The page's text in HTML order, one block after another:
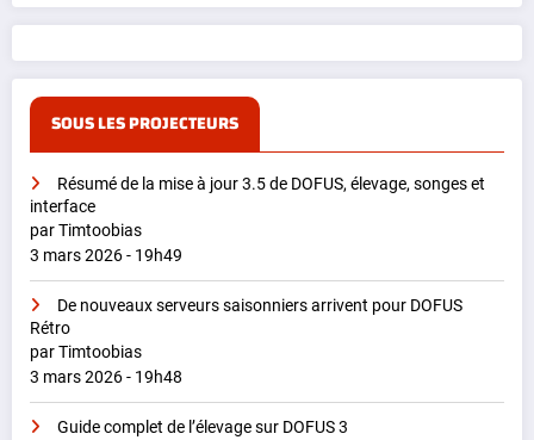
SOUS LES PROJECTEURS
Résumé de la mise à jour 3.5 de DOFUS, élevage, songes et
interface
par Timtoobias
3 mars 2026 - 19h49
De nouveaux serveurs saisonniers arrivent pour DOFUS
Rétro
par Timtoobias
3 mars 2026 - 19h48
Guide complet de l’élevage sur DOFUS 3